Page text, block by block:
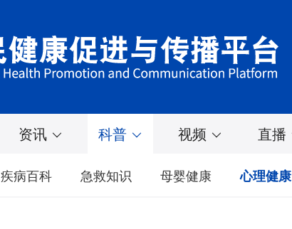
资讯 科普 视频 直播
疾病百科 急救知识 母婴健康 心理健康